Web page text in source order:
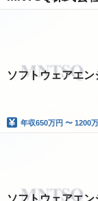
ソフトウェアエ
年収650万円 〜 1200
ソフトウェアエ